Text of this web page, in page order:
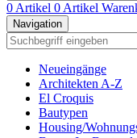
0 Artikel 0 Artikel
Navigation
Neueingänge
Architekten A-Z
El Croquis
Bautypen
Housing/